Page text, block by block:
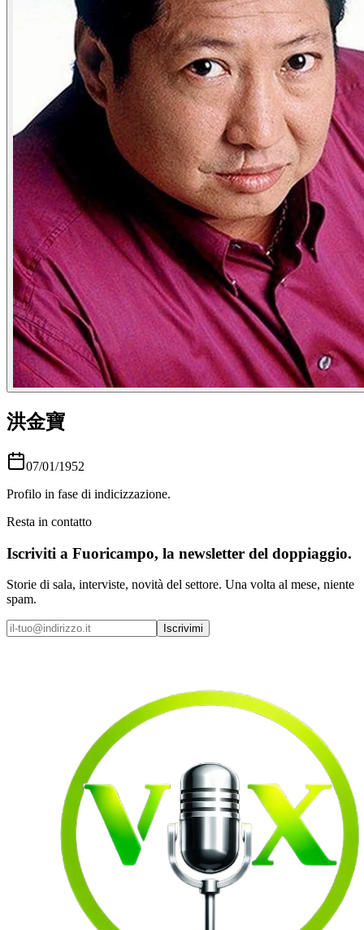
洪金寶
07/01/1952
Profilo in fase di indicizzazione.
Resta in contatto
Iscriviti a Fuoricampo, la newsletter del doppiaggio.
Storie di sala, interviste, novità del settore. Una volta al mese, niente
spam.
Iscrivimi